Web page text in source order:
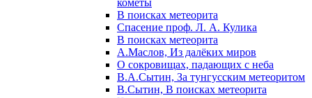
кометы
В поисках метеорита
Спасение проф. Л. А. Кулика
В поисках метеорита
А.Маслов, Из далёких миров
О сокровищах, падающих с неба
В.А.Сытин, За тунгусским метеоритом
В.Сытин, В поисках метеорита